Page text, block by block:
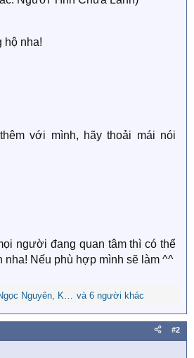
hộ nha!
với mình, hãy thoải mái nói
người đang quan tâm thì có thể
nha! Nếu phù hợp mình sẽ làm ^^
Nguyên, Khanhngoc288 và 6 người khác
#2